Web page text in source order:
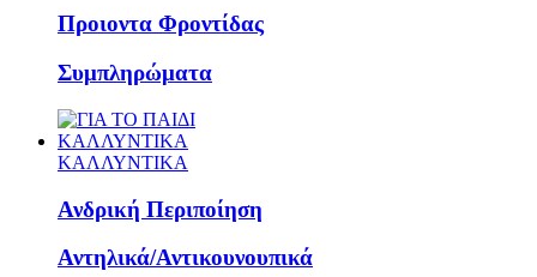
Προιοντα Φροντίδας
Συμπληρώματα
ΚΑΛΛΥΝΤΙΚΑ
ΚΑΛΛΥΝΤΙΚΑ
Ανδρική Περιποίηση
Αντηλικά/Αντικουνουπικά